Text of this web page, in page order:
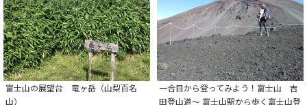
富士山の展望台 竜ヶ岳（山梨百名
山）
一合目から登ってみよう！富士山 吉
田登山道～ 富士山駅から歩く富士山登